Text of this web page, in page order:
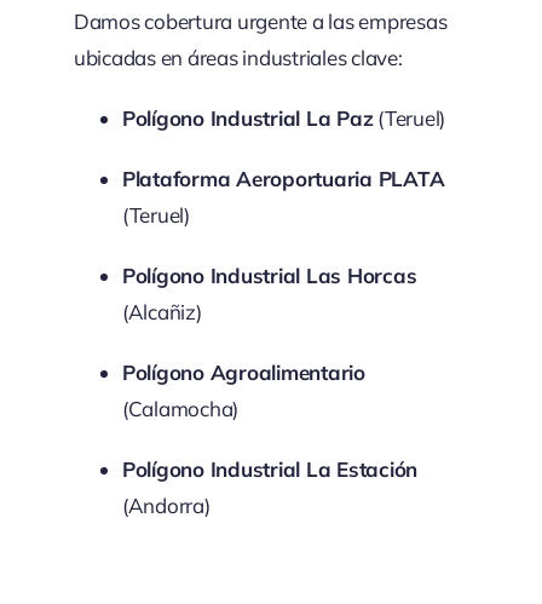
Damos cobertura urgente a las empresas
ubicadas en áreas industriales clave:
Polígono Industrial La Paz(Teruel)
Plataforma Aeroportuaria PLATA
(Teruel)
Polígono Industrial Las Horcas
(Alcañiz)
Polígono Agroalimentario
(Calamocha)
Polígono Industrial La Estación
(Andorra)